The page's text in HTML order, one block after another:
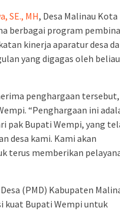
SE., MH, Desa Malinau Kota
berbagai program
kinerja aparatur desa
yang digagas oleh beliau
penghargaan tersebut,
“Penghargaan ini
pak Bupati Wempi, yang
desa kami. Kami akan
terus memberikan
(PMD) Kabupaten
kuat Bupati Wempi untuk